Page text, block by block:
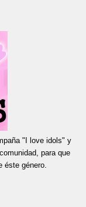
"I love idols" y
para que
éste género.